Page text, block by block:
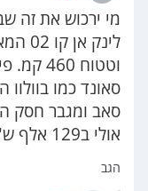
וטטוח
אולי ב129 אלף ש"ח ומטה.
הגב